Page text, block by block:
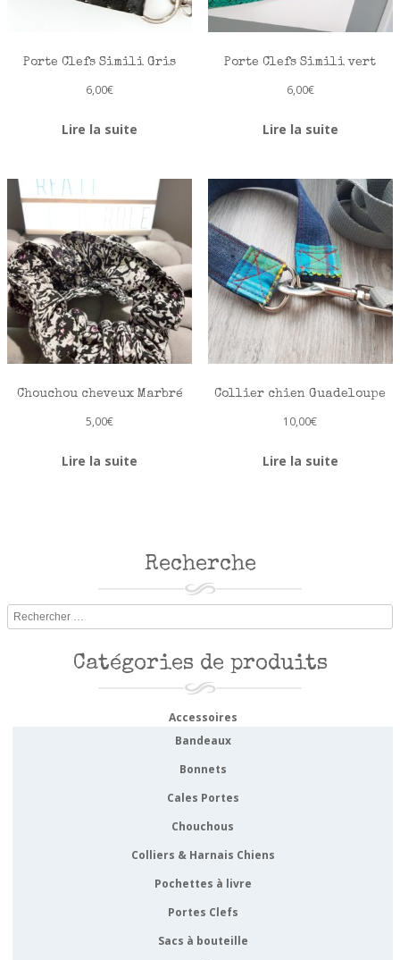
Porte Clefs Simili Gris
6,00€
Lire la suite
Porte Clefs Simili vert
6,00€
Lire la suite
Chouchou cheveux Marbré
5,00€
Lire la suite
Collier chien Guadeloupe
10,00€
Lire la suite
Recherche
Rechercher
Catégories de produits
Accessoires
Bandeaux
Bonnets
Cales Portes
Chouchous
Colliers & Harnais Chiens
Pochettes à livre
Portes Clefs
Sacs à bouteille